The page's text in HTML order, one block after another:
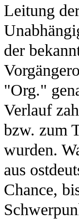
Leitung
der
"Org."
Verlauf
bzw. zum
wurden.
aus
Chance,